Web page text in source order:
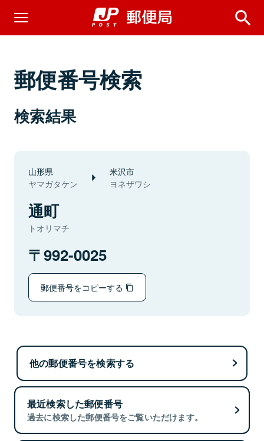
郵便番号検索
検索結果
山形県
ヤマガタケン
米沢市
ヨネザワシ
通町
トオリマチ
992-0025
郵便番号をコピーする
他の郵便番号を検索する
最近検索した郵便番号
過去に検索した郵便番号をご覧いただけます。